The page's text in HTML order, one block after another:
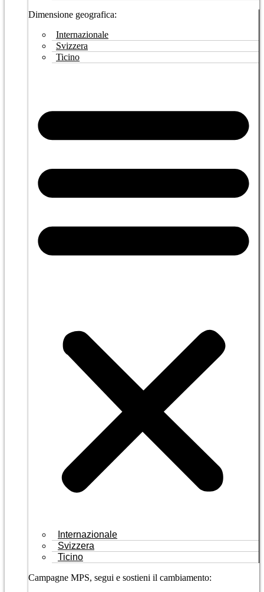
Dimensione geografica:
Internazionale
Svizzera
Ticino
Internazionale
Svizzera
Ticino
Campagne MPS, segui e sostieni il cambiamento: